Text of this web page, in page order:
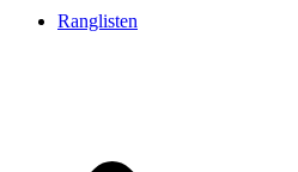
Ranglisten